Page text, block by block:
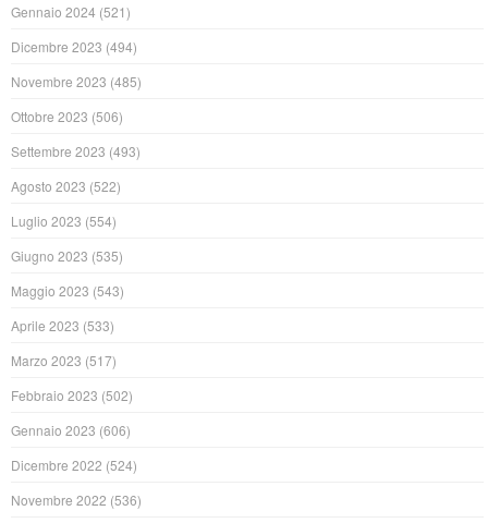
Gennaio 2024 (521)
Dicembre 2023 (494)
Novembre 2023 (485)
Ottobre 2023 (506)
Settembre 2023 (493)
Agosto 2023 (522)
Luglio 2023 (554)
Giugno 2023 (535)
Maggio 2023 (543)
Aprile 2023 (533)
Marzo 2023 (517)
Febbraio 2023 (502)
Gennaio 2023 (606)
Dicembre 2022 (524)
Novembre 2022 (536)